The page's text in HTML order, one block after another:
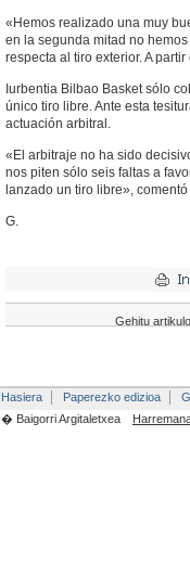
«Hemos realizado una muy
en la segunda mitad no
respecta al tiro exterior. A
Iurbentia Bilbao Basket sólo
único tiro libre. Ante esta
actuación arbitral.
«El arbitraje no ha sido
nos piten sólo seis faltas a
lanzado un tiro libre»,
G.
Gehitu
Hasiera Paperezko edizioa
� Baigorri Argitaletxea